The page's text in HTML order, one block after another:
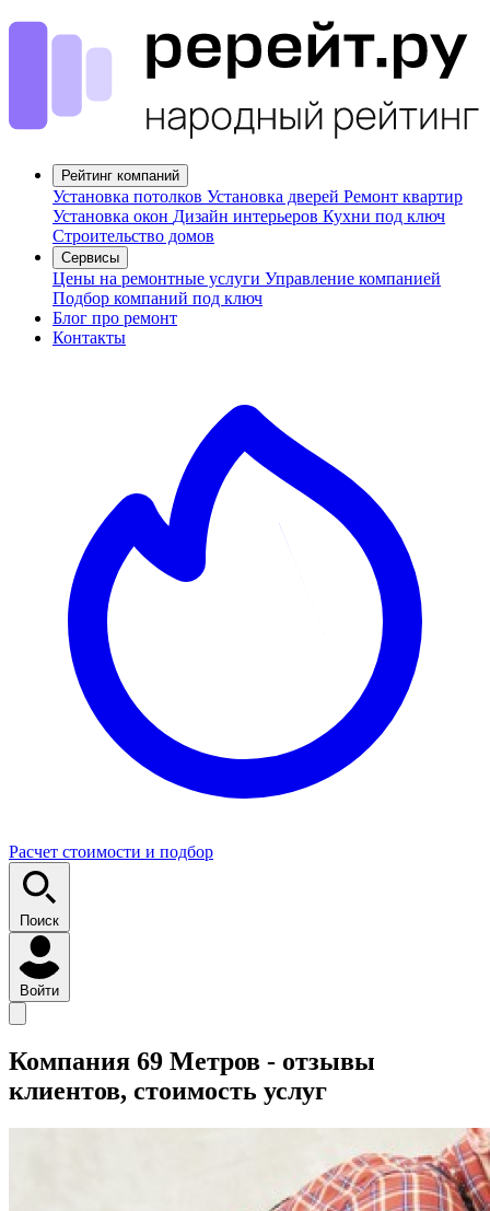
Рейтинг компаний
Установка потолков Установка дверей Ремонт квартир
Установка окон Дизайн интерьеров Кухни под ключ
Строительство домов
Сервисы
Цены на ремонтные услуги Управление компанией
Подбор компаний под ключ
Блог про ремонт
Контакты
Расчет стоимости и подбор
Поиск
Войти
Компания 69 Метров - отзывы
клиентов, стоимость услуг